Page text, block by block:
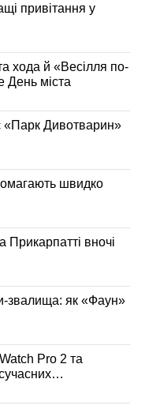
привітання у
хода й «Весілля по-
День міста
«Парк Дивотварин»
швидко
Прикарпатті вночі
звалища: як «Фаун»
Pro 2 та